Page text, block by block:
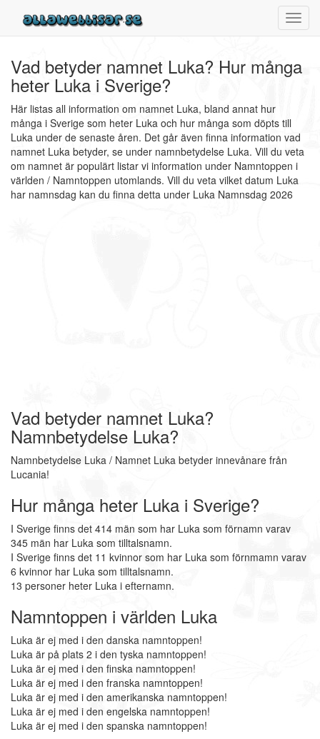
Vad betyder namnet Luka? Hur många
heter Luka i Sverige?
Här listas all information om namnet Luka, bland annat hur
många i Sverige som heter Luka och hur många som döpts till
Luka under de senaste åren. Det går även finna information vad
namnet Luka betyder, se under namnbetydelse Luka. Vill du veta
om namnet är populärt listar vi information under Namntoppen i
världen / Namntoppen utomlands. Vill du veta vilket datum Luka
har namnsdag kan du finna detta under Luka Namnsdag 2026
Vad betyder namnet Luka?
Namnbetydelse Luka?
Namnbetydelse Luka / Namnet Luka betyder innevånare från
Lucania!
Hur många heter Luka i Sverige?
I Sverige finns det 414 män som har Luka som förnamn varav
345 män har Luka som tilltalsnamn.
I Sverige finns det 11 kvinnor som har Luka som förnmamn varav
6 kvinnor har Luka som tilltalsnamn.
13 personer heter Luka i efternamn.
Namntoppen i världen Luka
Luka är ej med i den danska namntoppen!
Luka är på plats 2 i den tyska namntoppen!
Luka är ej med i den finska namntoppen!
Luka är ej med i den franska namntoppen!
Luka är ej med i den amerikanska namntoppen!
Luka är ej med i den engelska namntoppen!
Luka är ej med i den spanska namntoppen!